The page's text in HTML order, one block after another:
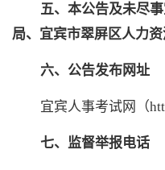
五、本公告及未尽
局、宜宾市翠屏区人力
六、公告发布网址
宜宾人事考试网（
七、 监督举报电话